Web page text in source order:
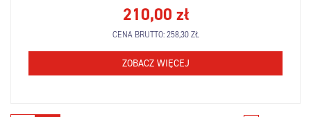
210,00 zł
CENA BRUTTO:258,30ZŁ
ZOBACZ WIĘCEJ